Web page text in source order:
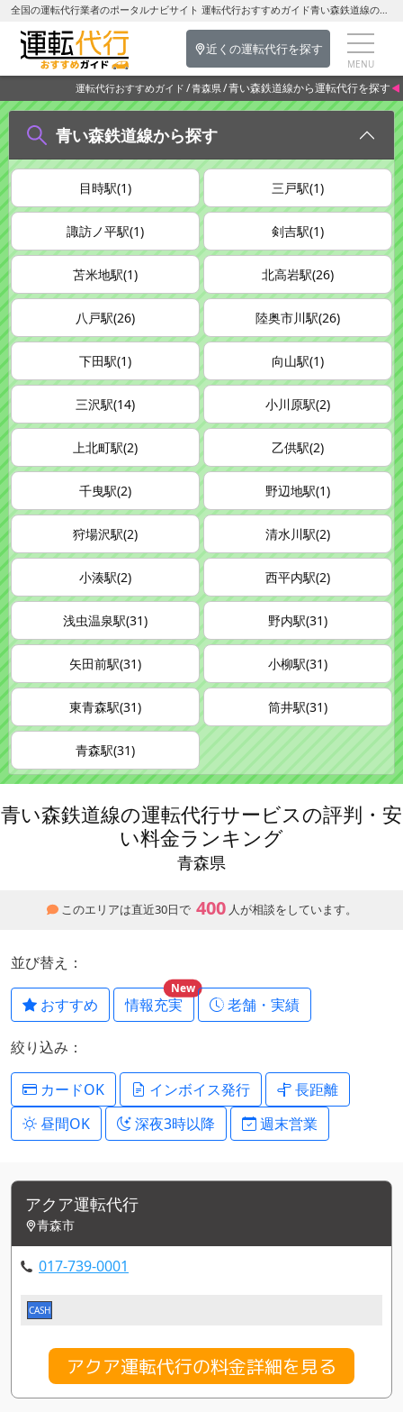
全国の運転代行業者のポータルナビサイト 運転代行おすすめガイド青い森鉄道線の運転代行を探す-青森県の運転代行
近くの運転代行を探す
運転代行おすすめガイド 青森県 青い森鉄道線から運転代行を探す
青い森鉄道線から探す
目時駅(1) 三戸駅(1)
諏訪ノ平駅(1) 剣吉駅(1)
苫米地駅(1) 北高岩駅(26)
八戸駅(26) 陸奥市川駅(26)
下田駅(1) 向山駅(1)
三沢駅(14) 小川原駅(2)
上北町駅(2) 乙供駅(2)
千曳駅(2) 野辺地駅(1)
狩場沢駅(2) 清水川駅(2)
小湊駅(2) 西平内駅(2)
浅虫温泉駅(31) 野内駅(31)
矢田前駅(31) 小柳駅(31)
東青森駅(31) 筒井駅(31)
青森駅(31)
青い森鉄道線の運転代行サービスの評判・安
い料金ランキング
青森県
このエリアは直近30日で 400 人が相談をしています。
並び替え：
おすすめ 情報充実
New
老舗・実績
絞り込み：
カードOK インボイス発行
長距離
昼間OK
深夜3時以降 週末営業
アクア運転代行
青森市
017-739-0001
CASH
アクア運転代行の料金詳細を見る